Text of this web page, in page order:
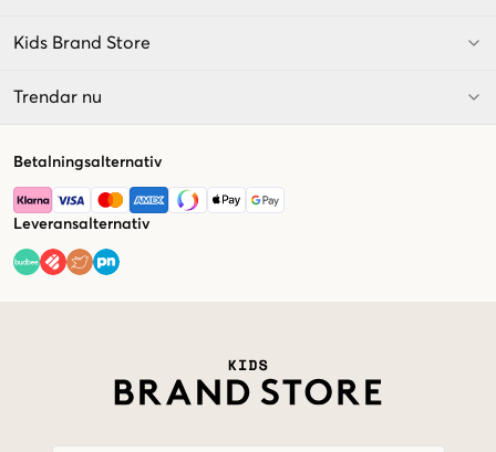
Kids Brand Store
Trendar nu
Betalningsalternativ
Leveransalternativ